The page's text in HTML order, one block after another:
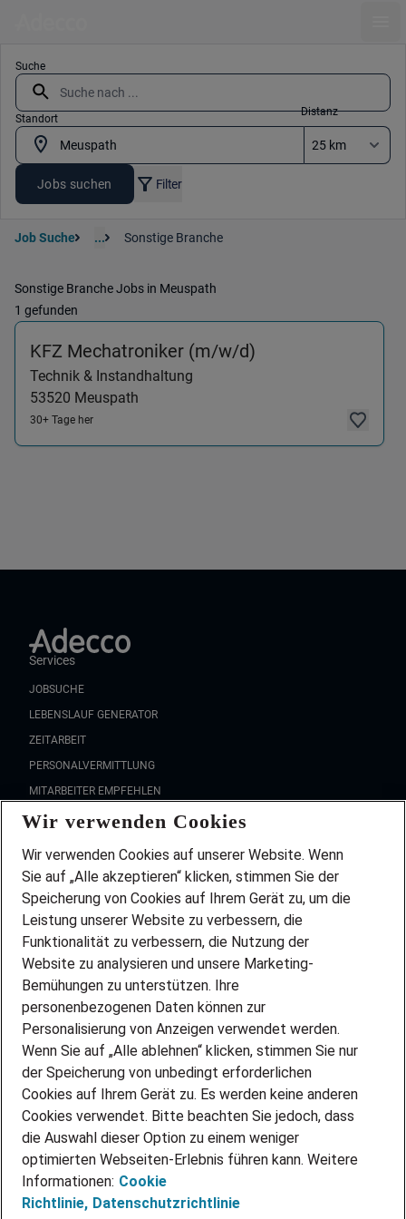
Suche
Standort
Distanz
Jobs suchen Filter
Job Suche ... Sonstige Branche
Sonstige Branche Jobs in Meuspath
1 gefunden
KFZ Mechatroniker (m/w/d)
Technik & Instandhaltung
53520 Meuspath
30+ Tage her
Services
JOBSUCHE
LEBENSLAUF GENERATOR
ZEITARBEIT
PERSONALVERMITTLUNG
MITARBEITER EMPFEHLEN
FAQ
Wir stellen ein!
DEINE BERUFSGRUPPE
DEINE LEBENSSITUATION
PARTNERSHIP WITH AIRBUS
INITIATIV BEWERBEN
ÜBER UNS
STANDORTE
BLOG
PRESSE
KONTAKT
@Adecco 2026
IMPRESSUM
DATENSCHUTZ
Wir verwenden Cookies
Wir verwenden Cookies auf unserer Website. Wenn
Sie auf „Alle akzeptieren“ klicken, stimmen Sie der
Speicherung von Cookies auf Ihrem Gerät zu, um die
Leistung unserer Website zu verbessern, die
Funktionalität zu verbessern, die Nutzung der
Website zu analysieren und unsere Marketing-
Bemühungen zu unterstützen. Ihre
personenbezogenen Daten können zur
Personalisierung von Anzeigen verwendet werden.
Wenn Sie auf „Alle ablehnen“ klicken, stimmen Sie nur
der Speicherung von unbedingt erforderlichen
Cookies auf Ihrem Gerät zu. Es werden keine anderen
Cookies verwendet. Bitte beachten Sie jedoch, dass
die Auswahl dieser Option zu einem weniger
optimierten Webseiten-Erlebnis führen kann. Weitere
Informationen: Cookie
Richtlinie, Datenschutzrichtlinie